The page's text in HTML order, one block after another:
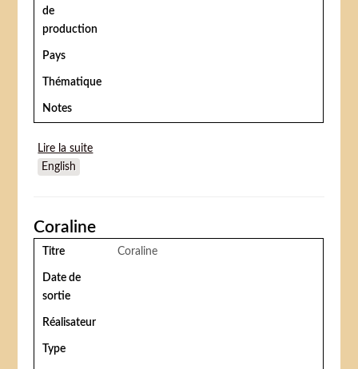
de
production
Pays
Thématique
Notes
Lire la suite
English
Coraline
Titre Coraline
Date de
sortie
Réalisateur
Type